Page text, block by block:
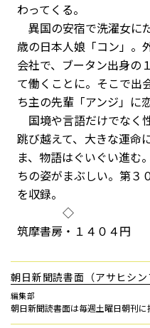
わってくる。
異国の安宿で洗濯女に
歳の日本人娘「コン」。
会社で、ブータン出身の
て働くことに。そこで出
ち主の先輩「アンジ」に
国境や言語だけでなく
跳び越えて、大きな運命
ま、物語はぐいぐい進む
ちの姿がまぶしい。第３
を収録。
◇
筑摩書房・１４０４円
朝日新聞読書面（アサヒシン
編集部
朝日新聞読書面は毎週土曜日朝刊に